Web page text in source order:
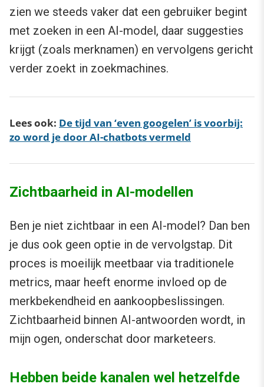
zien we steeds vaker dat een gebruiker begint
met zoeken in een AI-model, daar suggesties
krijgt (zoals merknamen) en vervolgens gericht
verder zoekt in zoekmachines.
Lees ook: De tijd van ‘even googelen’ is voorbij:
zo word je door AI-chatbots vermeld
Zichtbaarheid in AI-modellen
Ben je niet zichtbaar in een AI-model? Dan ben
je dus ook geen optie in de vervolgstap. Dit
proces is moeilijk meetbaar via traditionele
metrics, maar heeft enorme invloed op de
merkbekendheid en aankoopbeslissingen.
Zichtbaarheid binnen AI-antwoorden wordt, in
mijn ogen, onderschat door marketeers.
Hebben beide kanalen wel hetzelfde